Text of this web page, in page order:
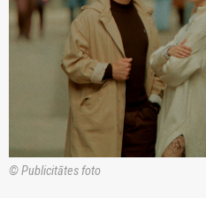
© Publicitātes foto